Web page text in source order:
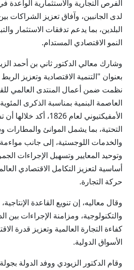
الفرص التجارية والاستثمارية الواعدة
لدى الجانبين، وآفاق تعزيز الشراكات
البلدين، بما يدعم تدفقات الاستثمار
النمو الاقتصادي المستدام.
وشارك معالي الدكتور ثاني بن أحمد
بعنوان "التنمية الاقتصادية وتعزيز
نظمت ضمن أعمال المنتدى العالمي
العاصمة البنمية بمناسبة الذكرى المئوية
الأمفيكتيوني لعام 1826،
التحتية، بما يشمل الموانئ والمطارات
والخدمات اللوجستية، إلى جانب مواءمة
وتوحيد المعايير وتسهيل الإجراءات
أساسية لتعزيز التكامل الاقتصادي
حركة التجارة.
وقال معاليه، إن تنويع القاعدة
والتكنولوجية، ومزامنة الإجراءات
كفاءة التجارة العالمية وتعزيز قدرة
الأسواق الدولية.
وقام الدكتور الزيودي ووفد الدولة